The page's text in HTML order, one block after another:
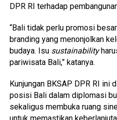
DPR RI terhadap
“Bali tidak perlu promosi
branding yang menonjolkan
budaya. Isu sustainability
pariwisata Bali,” katanya.
Kunjungan BKSAP DPR RI ini
posisi Bali dalam diplomasi
sekaligus membuka ruang